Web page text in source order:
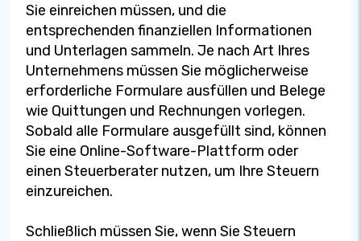
Sie einreichen müssen, und die
entsprechenden finanziellen Informationen
und Unterlagen sammeln. Je nach Art Ihres
Unternehmens müssen Sie möglicherweise
erforderliche Formulare ausfüllen und Belege
wie Quittungen und Rechnungen vorlegen.
Sobald alle Formulare ausgefüllt sind, können
Sie eine Online-Software-Plattform oder
einen Steuerberater nutzen, um Ihre Steuern
einzureichen.
Schließlich müssen Sie, wenn Sie Steuern